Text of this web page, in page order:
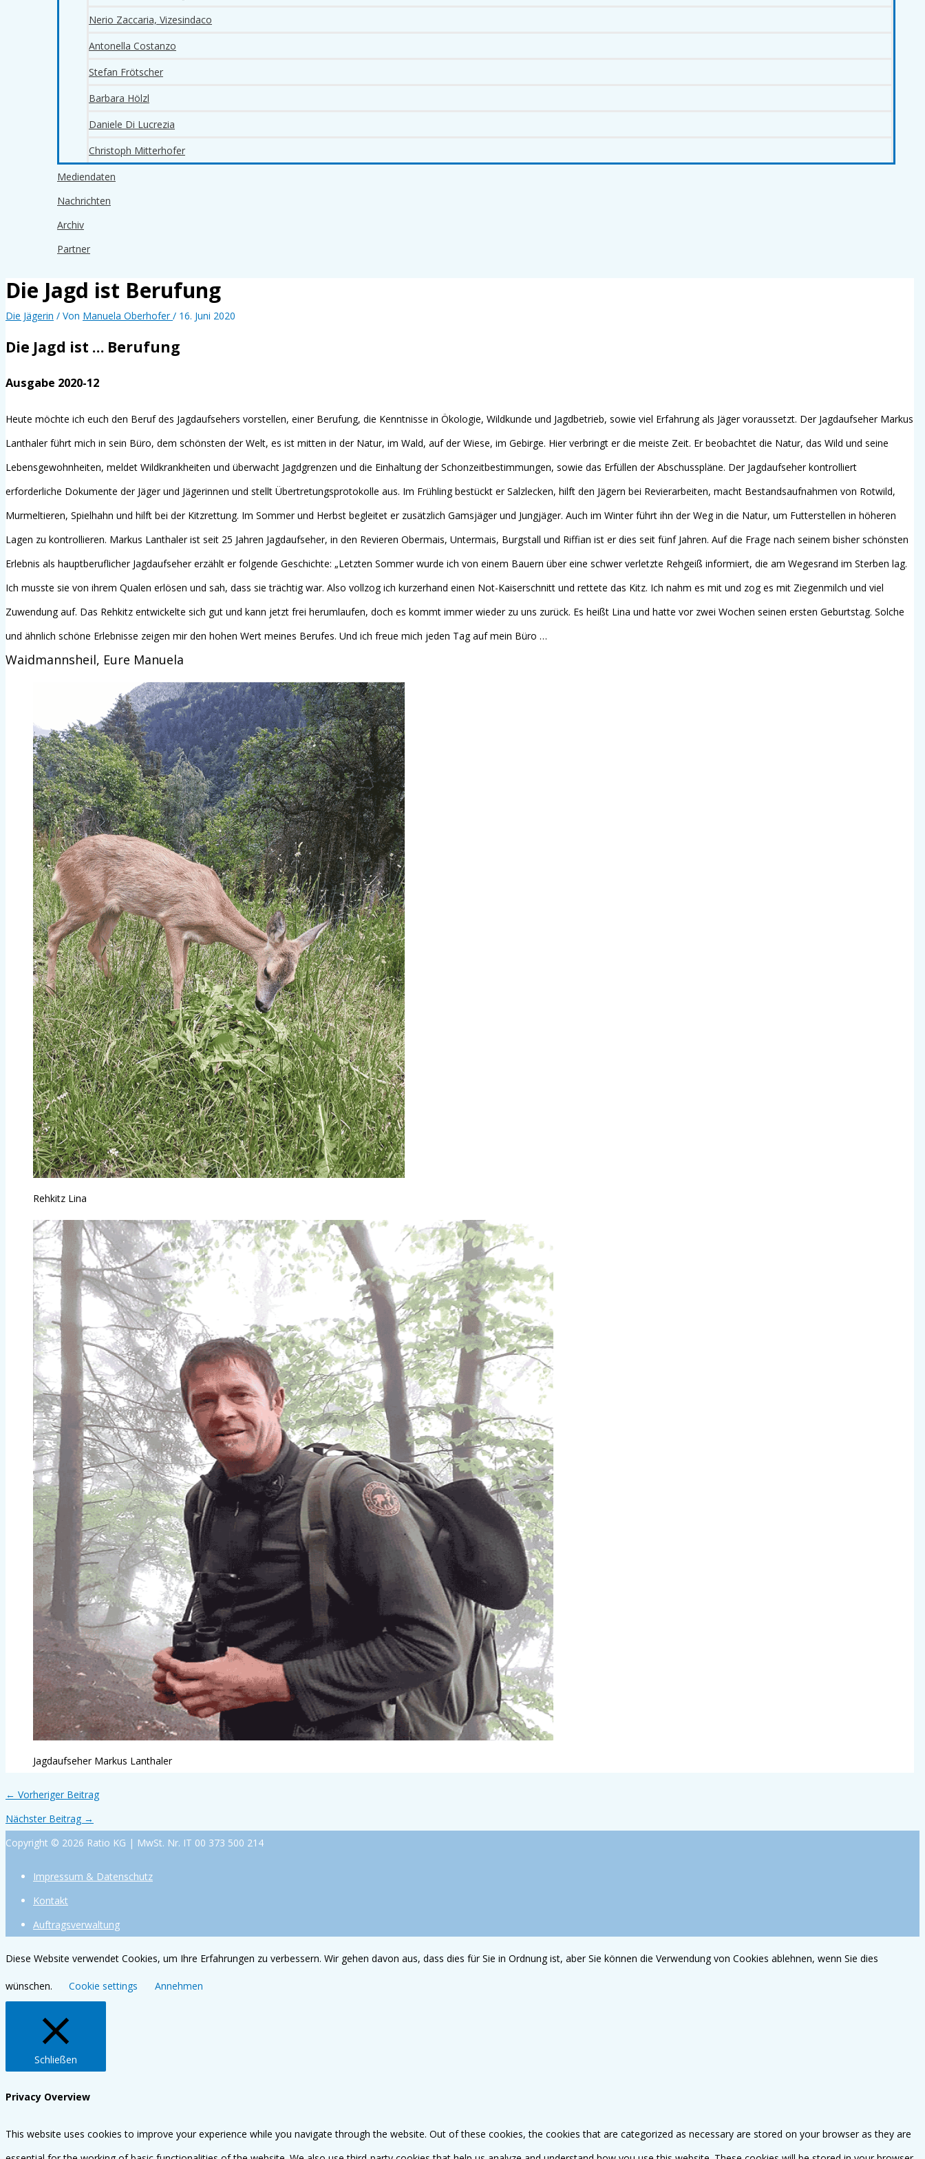
Nerio Zaccaria, Vizesindaco
Antonella Costanzo
Stefan Frötscher
Barbara Hölzl
Daniele Di Lucrezia
Christoph Mitterhofer
Mediendaten
Nachrichten
Archiv
Partner
Die Jagd ist Berufung
Die Jägerin / Von Manuela Oberhofer/ 16. Juni 2020
Die Jagd ist … Berufung
Ausgabe 2020-12
Heute möchte ich euch den Beruf des Jagdaufsehers vorstellen, einer Berufung, die Kenntnisse in Ökologie, Wildkunde und Jagdbetrieb, sowie viel Erfahrung als Jäger voraussetzt. Der Jagdaufseher Markus
Lanthaler führt mich in sein Büro, dem schönsten der Welt, es ist mitten in der Natur, im Wald, auf der Wiese, im Gebirge. Hier verbringt er die meiste Zeit. Er beobachtet die Natur, das Wild und seine
Lebensgewohnheiten, meldet Wildkrankheiten und überwacht Jagdgrenzen und die Einhaltung der Schonzeitbestimmungen, sowie das Erfüllen der Abschusspläne. Der Jagdaufseher kontrolliert
erforderliche Dokumente der Jäger und Jägerinnen und stellt Übertretungsprotokolle aus. Im Frühling bestückt er Salzlecken, hilft den Jägern bei Revierarbeiten, macht Bestandsaufnahmen von Rotwild,
Murmeltieren, Spielhahn und hilft bei der Kitzrettung. Im Sommer und Herbst begleitet er zusätzlich Gamsjäger und Jungjäger. Auch im Winter führt ihn der Weg in die Natur, um Futterstellen in höheren
Lagen zu kontrollieren. Markus Lanthaler ist seit 25 Jahren Jagdaufseher, in den Revieren Obermais, Untermais, Burgstall und Riffian ist er dies seit fünf Jahren. Auf die Frage nach seinem bisher schönsten
Erlebnis als hauptberuflicher Jagdaufseher erzählt er folgende Geschichte: „Letzten Sommer wurde ich von einem Bauern über eine schwer verletzte Rehgeiß informiert, die am Wegesrand im Sterben lag.
Ich musste sie von ihrem Qualen erlösen und sah, dass sie trächtig war. Also vollzog ich kurzerhand einen Not-Kaiserschnitt und rettete das Kitz. Ich nahm es mit und zog es mit Ziegenmilch und viel
Zuwendung auf. Das Rehkitz entwickelte sich gut und kann jetzt frei herumlaufen, doch es kommt immer wieder zu uns zurück. Es heißt Lina und hatte vor zwei Wochen seinen ersten Geburtstag. Solche
und ähnlich schöne Erlebnisse zeigen mir den hohen Wert meines Berufes. Und ich freue mich jeden Tag auf mein Büro …
Waidmannsheil, Eure Manuela
Rehkitz Lina
Jagdaufseher Markus Lanthaler
← Vorheriger Beitrag
Nächster Beitrag →
Copyright © 2026 Ratio KG | MwSt. Nr. IT 00 373 500 214
Impressum & Datenschutz
Kontakt
Auftragsverwaltung
Diese Website verwendet Cookies, um Ihre Erfahrungen zu verbessern. Wir gehen davon aus, dass dies für Sie in Ordnung ist, aber Sie können die Verwendung von Cookies ablehnen, wenn Sie dies
wünschen. Cookie settings Annehmen
Schließen
Privacy Overview
This website uses cookies to improve your experience while you navigate through the website. Out of these cookies, the cookies that are categorized as necessary are stored on your browser as they are